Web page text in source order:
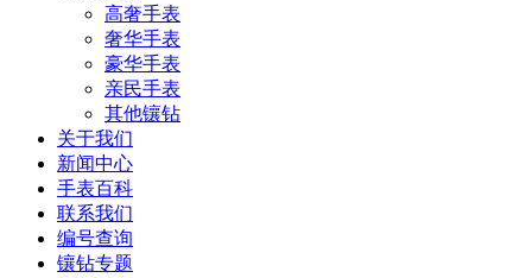
高奢手表
奢华手表
豪华手表
亲民手表
其他镶钻
关于我们
新闻中心
手表百科
联系我们
编号查询
镶钻专题